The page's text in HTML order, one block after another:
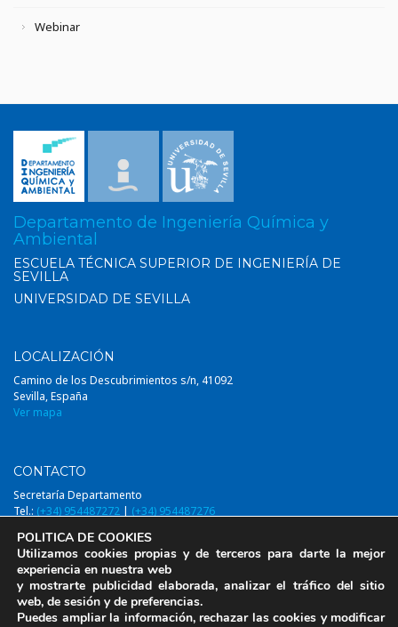
Webinar
Departamento de Ingeniería Química y
Ambiental
ESCUELA TÉCNICA SUPERIOR DE INGENIERÍA DE
SEVILLA
UNIVERSIDAD DE SEVILLA
LOCALIZACIÓN
Camino de los Descubrimientos s/n, 41092
Sevilla, España
Ver mapa
CONTACTO
Secretaría Departamento
Tel.: (+34) 954487272 | (+34) 954487276
© 2014-2026, DIQAUS (Departamento Ingeniería Química y Ambiental,
POLITICA DE COOKIES
Utilizamos cookies propias y de terceros para darte la mejor
experiencia en nuestra web
y mostrarte publicidad elaborada, analizar el tráfico del sitio
web, de sesión y de preferencias.
Puedes ampliar la información, rechazar las cookies y modificar